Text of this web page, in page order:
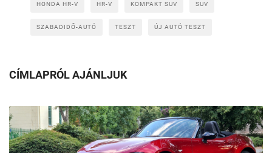
HONDA HR-V HR-V KOMPAKT SUV SUV
SZABADIDŐ-AUTÓ TESZT ÚJ AUTÓ TESZT
CÍMLAPRÓL AJÁNLJUK